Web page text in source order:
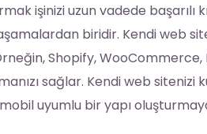
işinizi uzun vadede başarılı
biridir. Kendi web
Shopify,
sağlar. Kendi web sitenizi
uyumlu bir yapı